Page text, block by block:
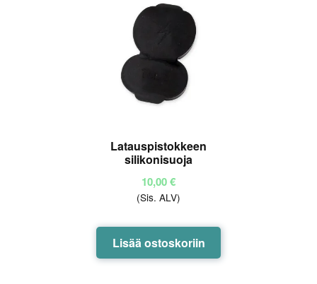
Latauspistokkeen
silikonisuoja
10,00€
(Sis. ALV)
Lisää ostoskoriin